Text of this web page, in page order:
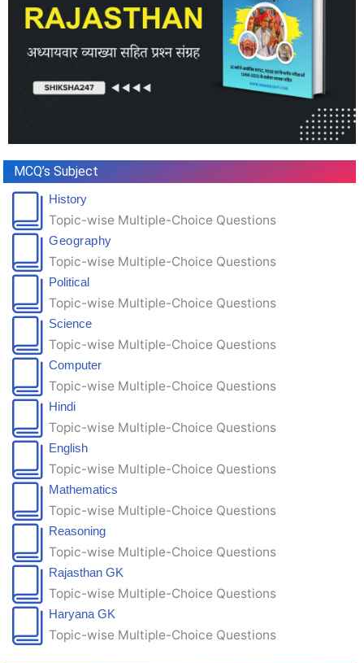
MCQ’s Subject
History
Topic-wise Multiple-Choice Questions
Geography
Topic-wise Multiple-Choice Questions
Political
Topic-wise Multiple-Choice Questions
Science
Topic-wise Multiple-Choice Questions
Computer
Topic-wise Multiple-Choice Questions
Hindi
Topic-wise Multiple-Choice Questions
English
Topic-wise Multiple-Choice Questions
Mathematics
Topic-wise Multiple-Choice Questions
Reasoning
Topic-wise Multiple-Choice Questions
Rajasthan GK
Topic-wise Multiple-Choice Questions
Haryana GK
Topic-wise Multiple-Choice Questions